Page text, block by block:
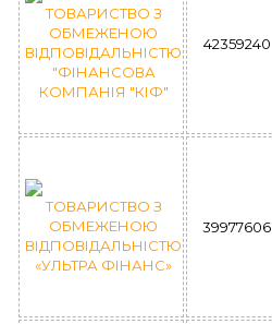
ТОВАРИСТВО З
ОБМЕЖЕНОЮ
ВІДПОВІДАЛЬНІСТЮ
"ФІНАНСОВА
КОМПАНІЯ "КІФ"
42359240
ТОВАРИСТВО З
ОБМЕЖЕНОЮ
ВІДПОВІДАЛЬНІСТЮ
«УЛЬТРА ФІНАНС»
39977606